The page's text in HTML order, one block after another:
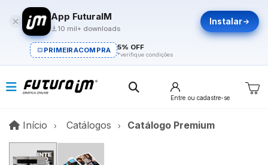
App FuturaIM
10 mil+ downloads
Instalar
PRIMEIRACOMPRA 5% OFF
*verifique condições
Entre ou cadastre-se
Início InícioCatálogos Catálogo Premium